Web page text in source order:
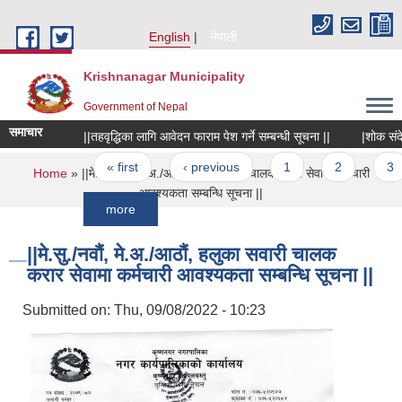
English
नेपाली
Krishnanagar Municipality
Government of Nepal
समाचार ||तहवृद्धिका लागि आवेदन फाराम पेश गर्ने सम्बन्धी सूचना || |शोक संदेश
Pages
« first ‹ previous 1 2 3
You are here
Home» ||मे.सु./नवौं, मे.अ./आठौं, हलुका सवारी चालक करार सेवामा कर्मचारी
आवश्यकता सम्बन्धि सूचना ||
||मे.सु./नवौं, मे.अ./आठौं, हलुका सवारी चालक
करार सेवामा कर्मचारी आवश्यकता सम्बन्धि सूचना ||
Submitted on: Thu, 09/08/2022 - 10:23